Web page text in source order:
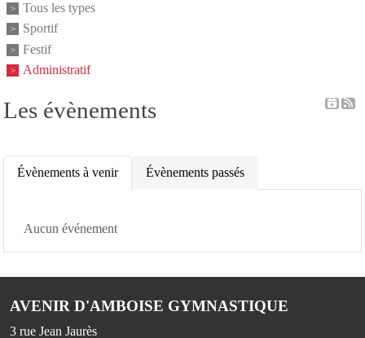
Les évènements
Évènements à venir Évènements passés
Aucun événement
Tous les types
Sportif
Festif
Administratif
AVENIR D'AMBOISE GYMNASTIQUE
3 rue Jean Jaurès